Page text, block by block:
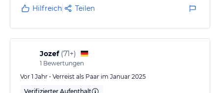
Balustrade in der 1sten Etage. Im…
Hilfreich Teilen
Jozef (71+)
1 Bewertungen
Vor 1 Jahr • Verreist als Paar im Januar 2025
Verifizierter Aufenthalt